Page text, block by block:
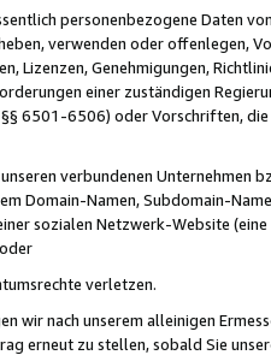
personenbezogene Daten
verwenden oder offenlegen,
Lizenzen, Genehmigungen,
einer zuständigen
6501-6506) oder Vorschriften,
verbundenen Unternehmen
Domain-Namen, Subdomain-
sozialen Netzwerk-Website
verletzen.
wir nach unserem alleinigen
erneut zu stellen, sobald Sie